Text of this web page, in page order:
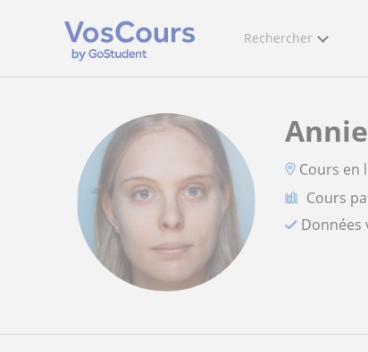
Rechercher
Annie
Cours en
Cours